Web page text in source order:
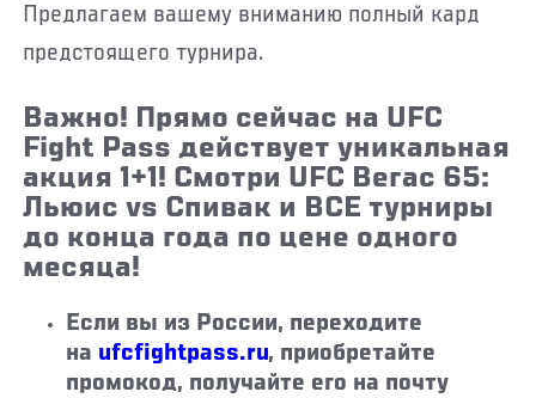
Предлагаем вашему вниманию полный кард
предстоящего турнира.
Важно! Прямо сейчас на UFC
Fight Pass действует уникальная
акция 1+1! Смотри UFC Вегас 65:
Льюис vs Спивак и ВСЕ турниры
до конца года по цене одного
месяца!
Если вы из России, переходите
на ufcfightpass.ru, приобретайте
промокод, получайте его на почту